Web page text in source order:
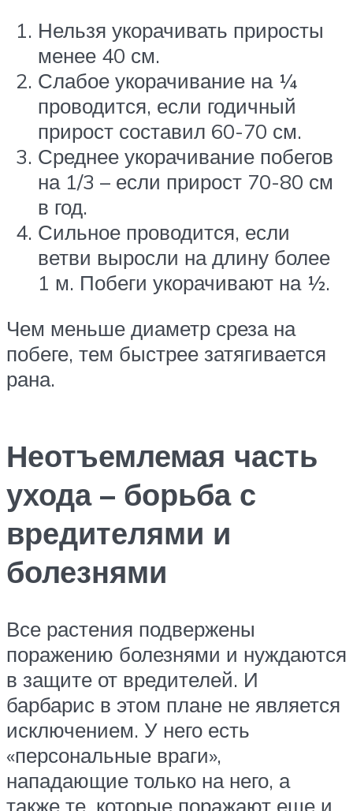
Нельзя укорачивать приросты
менее 40 см.
Слабое укорачивание на ¼
проводится, если годичный
прирост составил 60-70 см.
Среднее укорачивание побегов
на 1/3 – если прирост 70-80 см
в год.
Сильное проводится, если
ветви выросли на длину более
1 м. Побеги укорачивают на ½.
Чем меньше диаметр среза на
побеге, тем быстрее затягивается
рана.
Неотъемлемая часть
ухода – борьба с
вредителями и
болезнями
Все растения подвержены
поражению болезнями и нуждаются
в защите от вредителей. И
барбарис в этом плане не является
исключением. У него есть
«персональные враги»,
нападающие только на него, а
также те, которые поражают еще и